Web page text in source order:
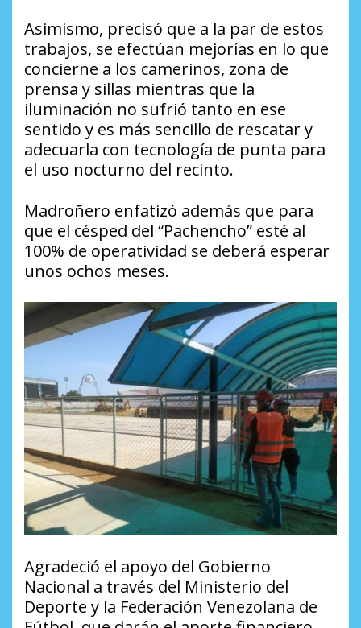
Asimismo, precisó que a la par de estos
trabajos, se efectúan mejorías en lo que
concierne a los camerinos, zona de
prensa y sillas mientras que la
iluminación no sufrió tanto en ese
sentido y es más sencillo de rescatar y
adecuarla con tecnología de punta para
el uso nocturno del recinto.
Madroñero enfatizó además que para
que el césped del “Pachencho” esté al
100% de operatividad se deberá esperar
unos ochos meses.
Agradeció el apoyo del Gobierno
Nacional a través del Ministerio del
Deporte y la Federación Venezolana de